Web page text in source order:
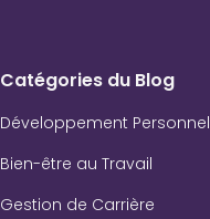
Catégories du Blog
Développement Personnel
Bien-être au Travail
Gestion de Carrière